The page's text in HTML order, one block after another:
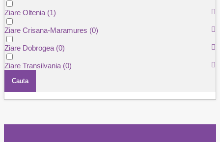
Ziare Oltenia (1)
Ziare Crisana-Maramures (0)
Ziare Dobrogea (0)
Ziare Transilvania (0)
Cauta